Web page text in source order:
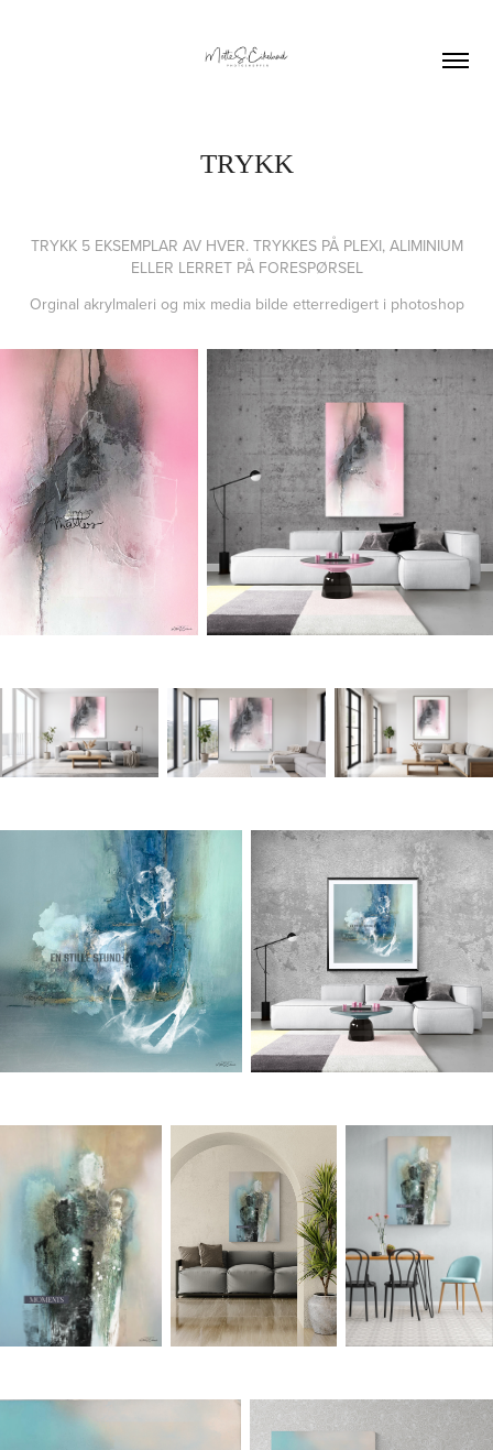
TRYKK
TRYKK 5 EKSEMPLAR AV HVER. TRYKKES PÅ PLEXI, ALIMINIUM
ELLER LERRET PÅ FORESPØRSEL
Orginal akrylmaleri og mix media bilde etterredigert i photoshop